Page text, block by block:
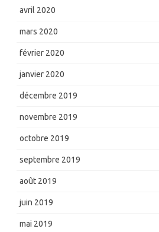
avril 2020
mars 2020
février 2020
janvier 2020
décembre 2019
novembre 2019
octobre 2019
septembre 2019
août 2019
juin 2019
mai 2019